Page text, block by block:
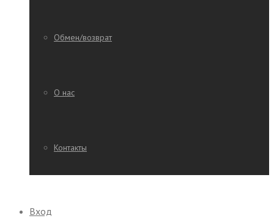
Обмен/возврат
О нас
Контакты
Вход